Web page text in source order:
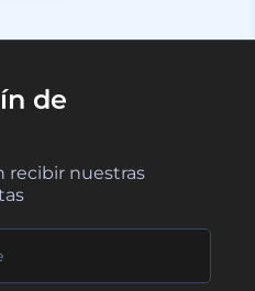
de
recibir nuestras